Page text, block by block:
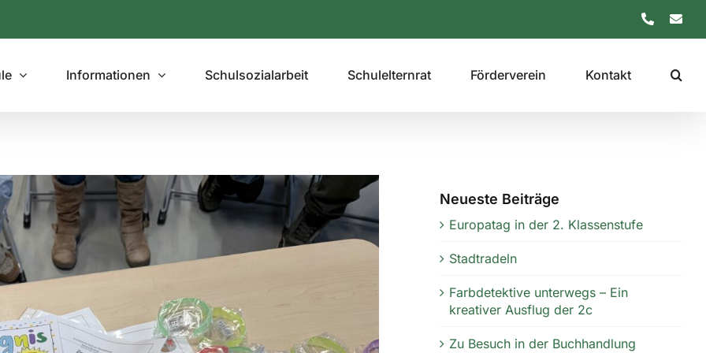
TelefonE-
Informationen Schulsozialarbeit Schulelternrat Förderverein Kontakt
Neueste Beiträge
Europatag in der 2. Klassenstufe
Stadtradeln
Farbdetektive unterwegs – Ein
kreativer Ausflug der 2c
Zu Besuch in der Buchhandlung